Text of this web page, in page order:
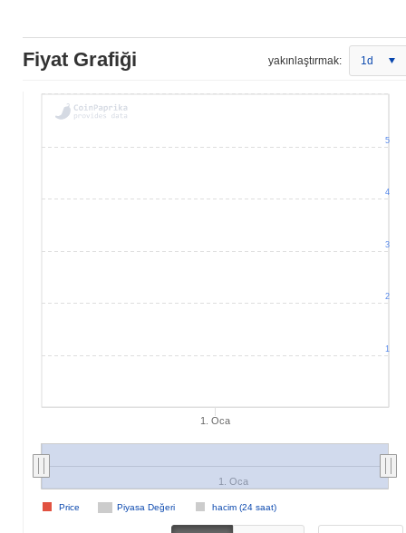
Fiyat Grafiği yakınlaştırmak: 1d
1. Oca
Piyasa Değeri hacim (24 saat)
Price
1. Oca
1
2
3
4
5